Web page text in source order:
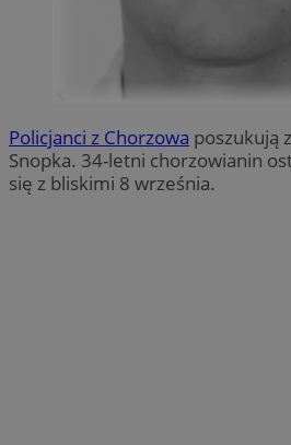
Policjanci z Chorzowa poszukują
Snopka. 34-letni chorzowianin
się z bliskimi 8 września.